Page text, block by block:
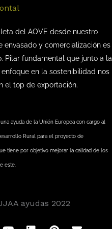
del AOVE desde nuestro
envasado y comercialización es
Pilar fundamental que junto a la
en la sostenibilidad nos
el top de exportación.
ayuda de la Unión Europea con cargo al
Rural para el proyecto de
tiene por objetivo mejorar la calidad de los
este.
Y
L
P
E